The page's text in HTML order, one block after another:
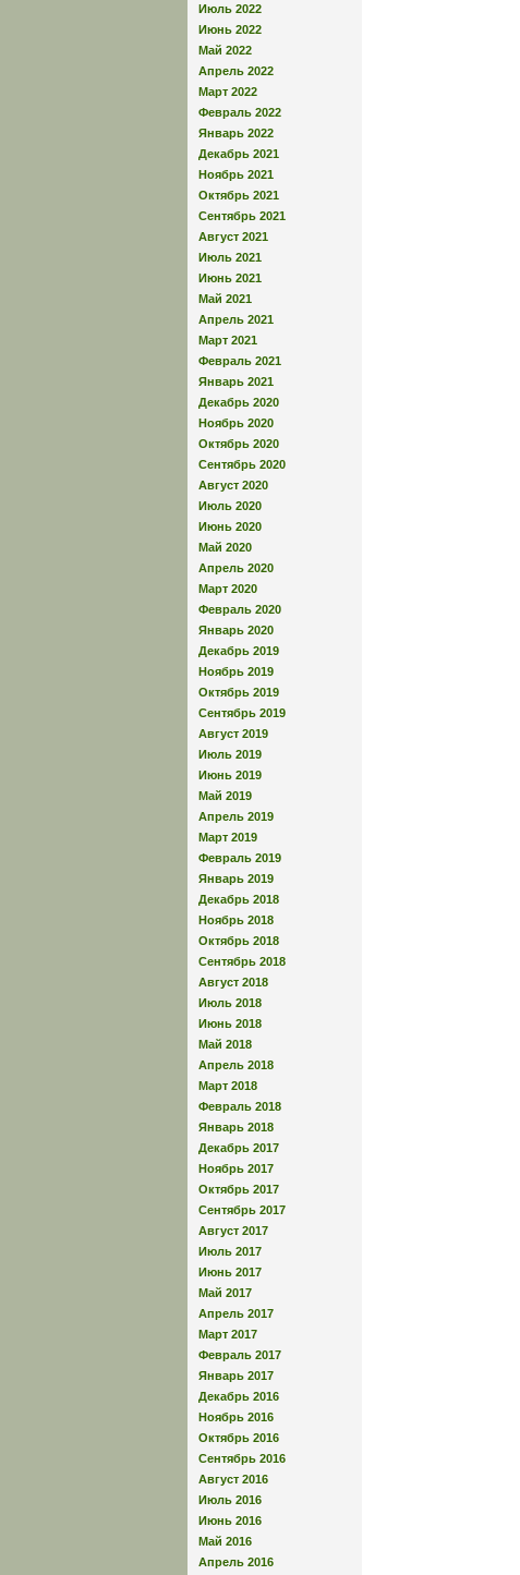
Июль 2022
Июнь 2022
Май 2022
Апрель 2022
Март 2022
Февраль 2022
Январь 2022
Декабрь 2021
Ноябрь 2021
Октябрь 2021
Сентябрь 2021
Август 2021
Июль 2021
Июнь 2021
Май 2021
Апрель 2021
Март 2021
Февраль 2021
Январь 2021
Декабрь 2020
Ноябрь 2020
Октябрь 2020
Сентябрь 2020
Август 2020
Июль 2020
Июнь 2020
Май 2020
Апрель 2020
Март 2020
Февраль 2020
Январь 2020
Декабрь 2019
Ноябрь 2019
Октябрь 2019
Сентябрь 2019
Август 2019
Июль 2019
Июнь 2019
Май 2019
Апрель 2019
Март 2019
Февраль 2019
Январь 2019
Декабрь 2018
Ноябрь 2018
Октябрь 2018
Сентябрь 2018
Август 2018
Июль 2018
Июнь 2018
Май 2018
Апрель 2018
Март 2018
Февраль 2018
Январь 2018
Декабрь 2017
Ноябрь 2017
Октябрь 2017
Сентябрь 2017
Август 2017
Июль 2017
Июнь 2017
Май 2017
Апрель 2017
Март 2017
Февраль 2017
Январь 2017
Декабрь 2016
Ноябрь 2016
Октябрь 2016
Сентябрь 2016
Август 2016
Июль 2016
Июнь 2016
Май 2016
Апрель 2016